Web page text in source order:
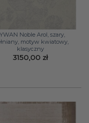
Noble Arol, szary,
motyw kwiatowy,
klasyczny
3150,00 zł